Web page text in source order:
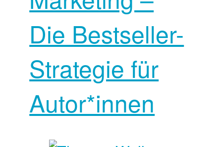
Die Bestseller-
Strategie für
Autor*innen